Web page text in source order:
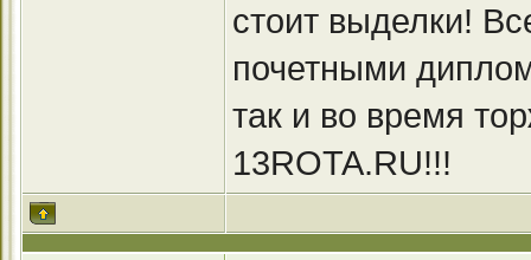
стоит выделки!
почетными
так и во время
13ROTA.RU!!!